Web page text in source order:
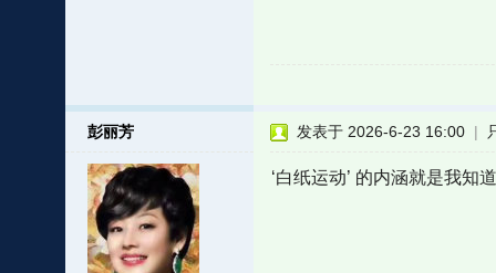
彭丽芳 发表于 2026-6-23 16:00 |
‘白纸运动’ 的内涵就是我知